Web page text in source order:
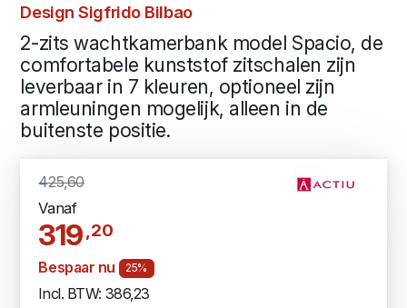
Design Sigfrido Bilbao
2-zits wachtkamerbank model Spacio, de
comfortabele kunststof zitschalen zijn
leverbaar in 7 kleuren, optioneel zijn
armleuningen mogelijk, alleen in de
buitenste positie.
425,60
Vanaf
319 ,20
Bespaar nu 25%
Incl. BTW: 386,23